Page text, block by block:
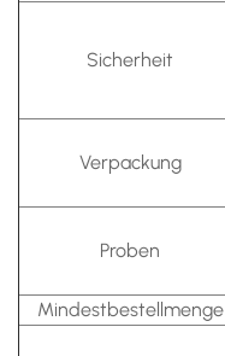
Sicherheit
Verpackung
Proben
Mindestbestellmenge